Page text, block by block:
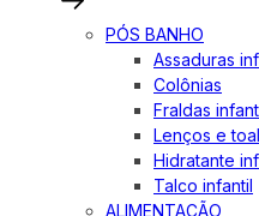
PÓS BANHO
Assaduras
Colônias
Fraldas
Lenços e
Hidratante
Talco infantil
ALIMENTAÇÃO